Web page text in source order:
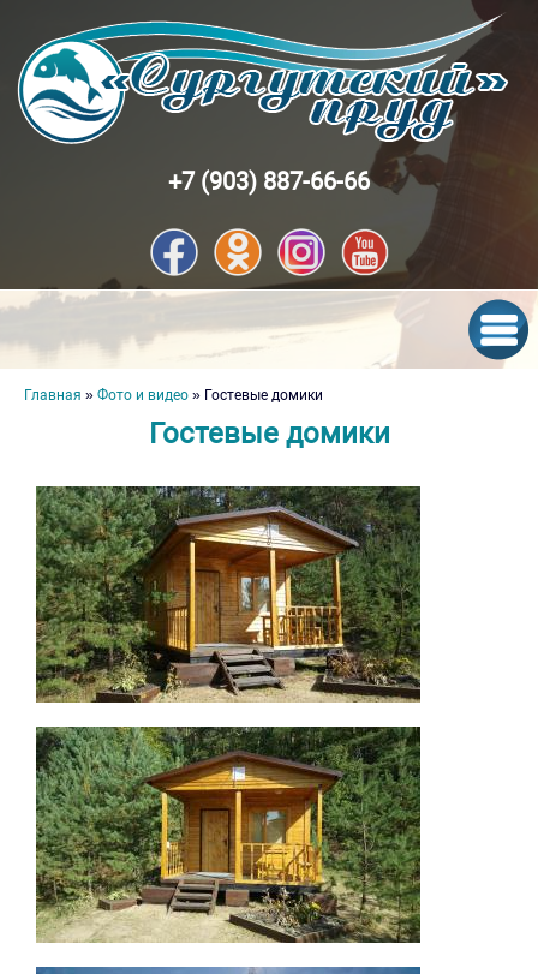
+7 (903) 887-66-66
Вы здесь
Главная » Фото и видео » Гостевые домики
Гостевые домики